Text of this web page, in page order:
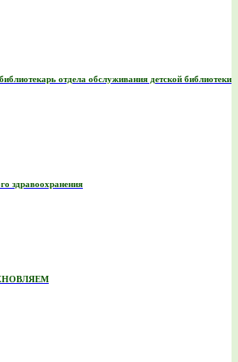
отдела обслуживания детской библиотеки
здравоохранения